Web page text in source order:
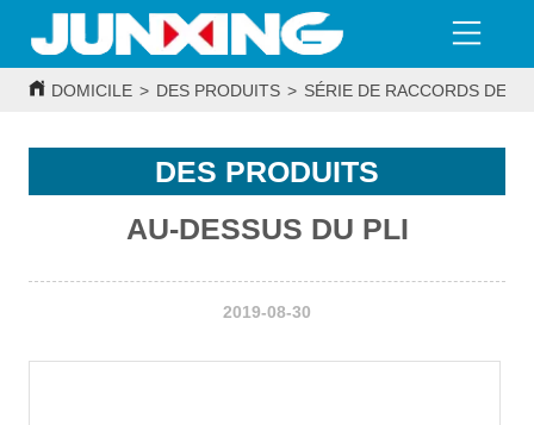
DOMICILE > DES PRODUITS > SÉRIE DE RACCORDS DE
DES PRODUITS
AU-DESSUS DU PLI
2019-08-30